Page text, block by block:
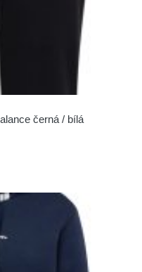
černá / bílá